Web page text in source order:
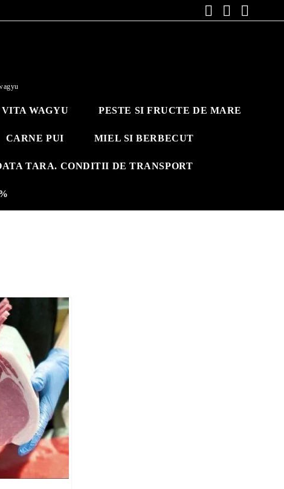
WAGYU PESTE SI FRUCTE DE MARE
CARNE PUI MIEL SI BERBECUT
TARA. CONDITII DE TRANSPORT